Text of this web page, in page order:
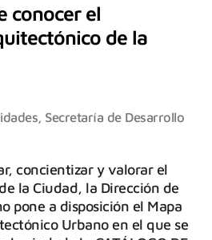
conocer el
de la
Secretaría de Desarrollo
concientizar y valorar el
la Ciudad, la Dirección de
pone a disposición el Mapa
Urbano en el que se